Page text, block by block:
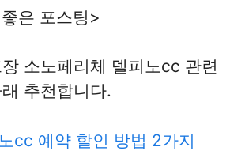
은 포스팅>
소노페리체 델피노cc 관련
추천합니다.
cc 예약 할인 방법 2가지